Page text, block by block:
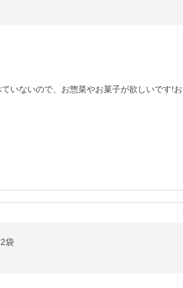
いないので、お惣菜やお菓子が欲しいです!お
袋